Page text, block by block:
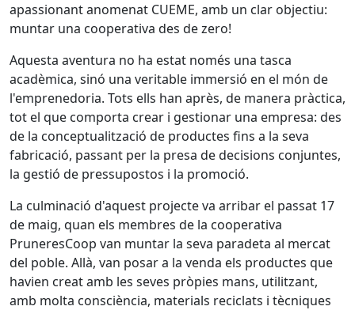
apassionant anomenat CUEME, amb un clar objectiu:
muntar una cooperativa des de zero!
Aquesta aventura no ha estat només una tasca
acadèmica, sinó una veritable immersió en el món de
l'emprenedoria. Tots ells han après, de manera pràctica,
tot el que comporta crear i gestionar una empresa: des
de la conceptualització de productes fins a la seva
fabricació, passant per la presa de decisions conjuntes,
la gestió de pressupostos i la promoció.
La culminació d'aquest projecte va arribar el passat 17
de maig, quan els membres de la cooperativa
PruneresCoop van muntar la seva paradeta al mercat
del poble. Allà, van posar a la venda els productes que
havien creat amb les seves pròpies mans, utilitzant,
amb molta consciència, materials reciclats i tècniques